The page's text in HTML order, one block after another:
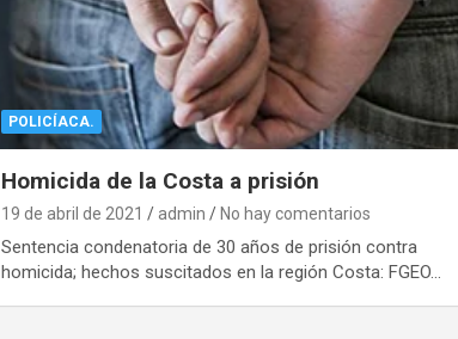
POLICÍACA.
Homicida de la Costa a prisión
19 de abril de 2021 admin No hay comentarios
Sentencia condenatoria de 30 años de prisión contra
homicida; hechos suscitados en la región Costa: FGEO…